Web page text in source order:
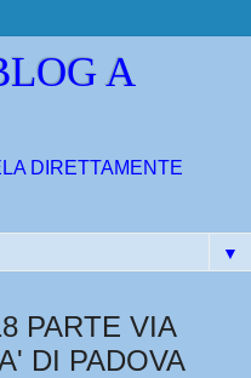
A
DIRETTAMENTE
▼
PARTE VIA
DI PADOVA